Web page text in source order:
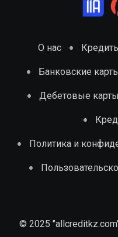
О нас
Банковские
Дебетовые
Политика и
© 2025